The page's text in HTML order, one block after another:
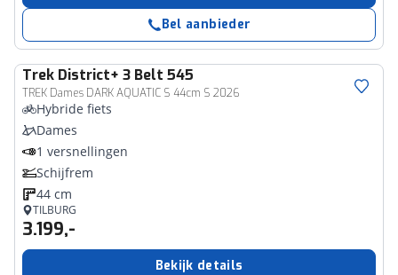
Bel aanbieder
Trek District+ 3 Belt 545
TREK Dames DARK AQUATIC S 44cm S 2026
Hybride fiets
Dames
1 versnellingen
Schijfrem
44 cm
TILBURG
3.199,-
Bekijk details